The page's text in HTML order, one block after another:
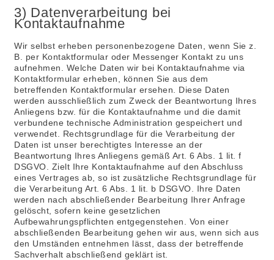
3) Datenverarbeitung bei
Kontaktaufnahme
Wir selbst erheben personenbezogene Daten, wenn Sie z.
B. per Kontaktformular oder Messenger Kontakt zu uns
aufnehmen. Welche Daten wir bei Kontaktaufnahme via
Kontaktformular erheben, können Sie aus dem
betreffenden Kontaktformular ersehen. Diese Daten
werden ausschließlich zum Zweck der Beantwortung Ihres
Anliegens bzw. für die Kontaktaufnahme und die damit
verbundene technische Administration gespeichert und
verwendet. Rechtsgrundlage für die Verarbeitung der
Daten ist unser berechtigtes Interesse an der
Beantwortung Ihres Anliegens gemäß Art. 6 Abs. 1 lit. f
DSGVO. Zielt Ihre Kontaktaufnahme auf den Abschluss
eines Vertrages ab, so ist zusätzliche Rechtsgrundlage für
die Verarbeitung Art. 6 Abs. 1 lit. b DSGVO. Ihre Daten
werden nach abschließender Bearbeitung Ihrer Anfrage
gelöscht, sofern keine gesetzlichen
Aufbewahrungspflichten entgegenstehen. Von einer
abschließenden Bearbeitung gehen wir aus, wenn sich aus
den Umständen entnehmen lässt, dass der betreffende
Sachverhalt abschließend geklärt ist.